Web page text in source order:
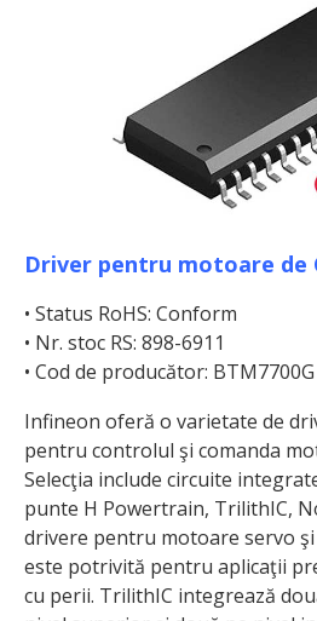
Driver pentru motoare de
• Status RoHS: Conform
• Nr. stoc RS: 898-6911
• Cod de producător: BTM7700G
Infineon oferă o varietate de
pentru controlul şi comanda
Selecţia include circuite
punte H Powertrain, TrilithIC,
drivere pentru motoare servo şi
este potrivită pentru aplicaţii
cu perii. TrilithIC integrează